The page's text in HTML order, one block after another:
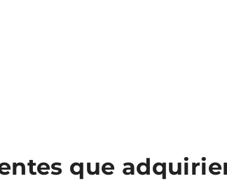
que